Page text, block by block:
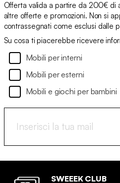
Offerta valida a partire da 200€ di
altre offerte e promozioni. Non si
contrassegnati come esclusi dalle
Su cosa ti piacerebbe ricevere
Mobili per interni
Mobili per esterni
Mobili e giochi per bambini
SWEEEK CLUB